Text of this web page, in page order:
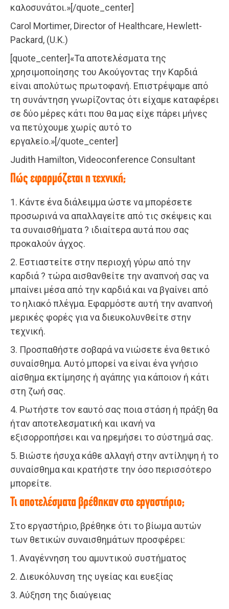
καλοσυνάτοι.»[/quote_center]
Carol Mortimer, Director of Healthcare, Hewlett-
Packard, (U.K.)
[quote_center]«Τα αποτελέσματα της
χρησιμοποίησης του Ακούγοντας την Καρδιά
είναι απολύτως πρωτοφανή. Επιστρέψαμε από
τη συνάντηση γνωρίζοντας ότι είχαμε καταφέρει
σε δύο μέρες κάτι που θα μας είχε πάρει μήνες
να πετύχουμε χωρίς αυτό το
εργαλείο.»[/quote_center]
Judith Hamilton, Videoconference Consultant
Πώς εφαρμόζεται η τεχνική;
1. Κάντε ένα διάλειμμα ώστε να μπορέσετε
προσωρινά να απαλλαγείτε από τις σκέψεις και
τα συναισθήματα ? ιδιαίτερα αυτά που σας
προκαλούν άγχος.
2. Εστιαστείτε στην περιοχή γύρω από την
καρδιά ? τώρα αισθανθείτε την αναπνοή σας να
μπαίνει μέσα από την καρδιά και να βγαίνει από
το ηλιακό πλέγμα. Εφαρμόστε αυτή την αναπνοή
μερικές φορές για να διευκολυνθείτε στην
τεχνική.
3. Προσπαθήστε σοβαρά να νιώσετε ένα θετικό
συναίσθημα. Αυτό μπορεί να είναι ένα γνήσιο
αίσθημα εκτίμησης ή αγάπης για κάποιον ή κάτι
στη ζωή σας.
4. Ρωτήστε τον εαυτό σας ποια στάση ή πράξη θα
ήταν αποτελεσματική και ικανή να
εξισορροπήσει και να ηρεμήσει το σύστημά σας.
5. Βιώστε ήσυχα κάθε αλλαγή στην αντίληψη ή το
συναίσθημα και κρατήστε την όσο περισσότερο
μπορείτε.
Τι αποτελέσματα βρέθηκαν στο εργαστήριο;
Στο εργαστήριο, βρέθηκε ότι το βίωμα αυτών
των θετικών συναισθημάτων προσφέρει:
1. Αναγέννηση του αμυντικού συστήματος
2. Διευκόλυνση της υγείας και ευεξίας
3. Αύξηση της διαύγειας